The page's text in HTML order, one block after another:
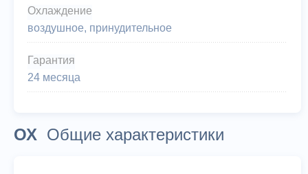
Охлаждение
воздушное, принудительное
Гарантия
24 месяца
ОХ Общие характеристики